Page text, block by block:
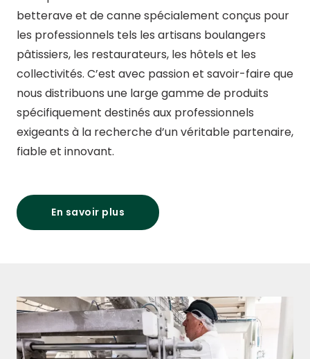
betterave et de canne spécialement conçus pour
les professionnels tels les artisans boulangers
pâtissiers, les restaurateurs, les hôtels et les
collectivités. C’est avec passion et savoir-faire que
nous distribuons une large gamme de produits
spécifiquement destinés aux professionnels
exigeants à la recherche d’un véritable partenaire,
fiable et innovant.
En savoir plus